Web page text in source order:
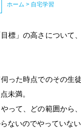
ホーム > 自宅学習
標」の高さについて
った時点でのその生
未満。
って、どの範囲から
ないのでやっていな